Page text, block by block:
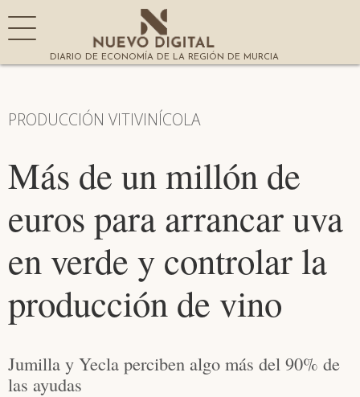
DIARIO DE ECONOMÍA DE LA REGIÓN DE MURCIA
PRODUCCIÓN VITIVINÍCOLA
Más de un millón de
euros para arrancar uva
en verde y controlar la
producción de vino
Jumilla y Yecla perciben algo más del 90% de
las ayudas